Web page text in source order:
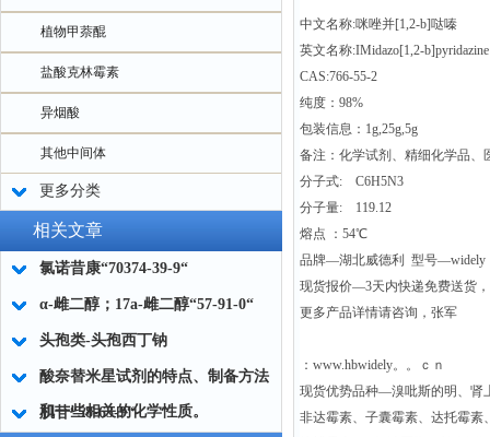
植物甲萘醌
盐酸克林霉素
异烟酸
其他中间体
更多分类
相关文章
氯诺昔康“70374-39-9“
α-雌二醇；17a-雌二醇“57-91-0“
头孢类-头孢西丁钠
酸奈替米星试剂的特点、制备方法
和一些相关的化学性质。
肌苷“58-63-9“
中文名称:咪唑并[1,2-b]哒嗪
英文名称:IMidazo[1,2-b]pyridazine
CAS:766-55-2
纯度：98%
包装信息：1g,25g,5g
备注：化学试剂、精细化学品、
分子式: C6H5N3
分子量: 119.12
熔点 ：54℃
品牌—湖北威德利 型号—widely
现货报价—3天内快递免费送货
更多产品详情请咨询，张军
：www.hbwidely。。ｃｎ
现货优势品种—溴吡斯的明、肾
非达霉素、子囊霉素、达托霉素